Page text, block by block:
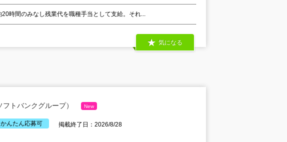
時間のみなし残業代を職種手当として支給。それ...
気になる
トバンクグループ） New
かんたん応募可 掲載終了日：2026/8/28